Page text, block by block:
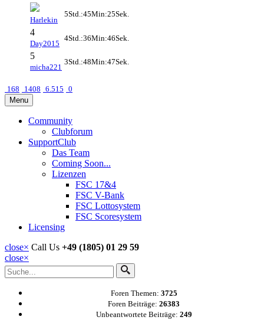
Harlekin
5Std.:45Min:25Sek.
4
Day2015
4Std.:36Min:46Sek.
5
micha221
3Std.:48Min:47Sek.
168 1408 6.515 0
Menu
Community
Clubforum
SupportClub
Das Team
Coming Soon...
Lizenzen
FSC 17&4
FSC V-Bank
FSC Lottosystem
FSC Scoresystem
Licensing
close× Call Us +49 (1805) 01 29 59
close×
Foren Themen: 3725
Foren Beiträge: 26383
Unbeantwortete Beiträge: 249